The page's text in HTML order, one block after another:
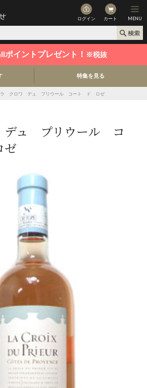
ログイン カート MENU
ポイントプレゼント！ ※税抜
特集を見る
ラ クロワ デュ プリウール コート ド ロゼ
ュ プリウール コ